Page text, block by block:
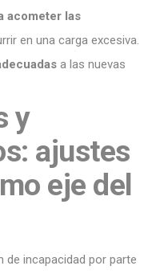
acometer las
en una carga excesiva.
a las nuevas
y
ajustes
eje del
de incapacidad por parte